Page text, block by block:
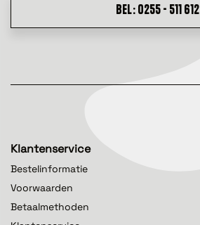
BEL: 0255 - 511 612
Klantenservice
Bestelinformatie
Voorwaarden
Betaalmethoden